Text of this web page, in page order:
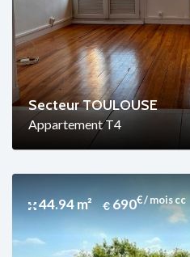
Secteur TOULOUSE
Appartement T4
44.94 m² 690€ / mois cc